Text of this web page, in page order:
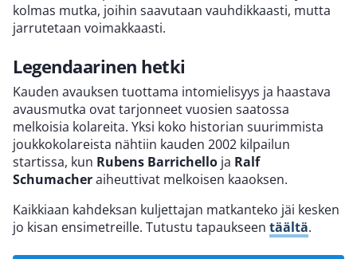
kolmas mutka, joihin saavutaan vauhdikkaasti, mutta
jarrutetaan voimakkaasti.
Legendaarinen hetki
Kauden avauksen tuottama intomielisyys ja haastava
avausmutka ovat tarjonneet vuosien saatossa
melkoisia kolareita. Yksi koko historian suurimmista
joukkokolareista nähtiin kauden 2002 kilpailun
startissa, kun Rubens Barrichello ja Ralf
Schumacheraiheuttivat melkoisen kaaoksen.
Kaikkiaan kahdeksan kuljettajan matkanteko jäi kesken
jo kisan ensimetreille. Tutustu tapaukseen täältä.